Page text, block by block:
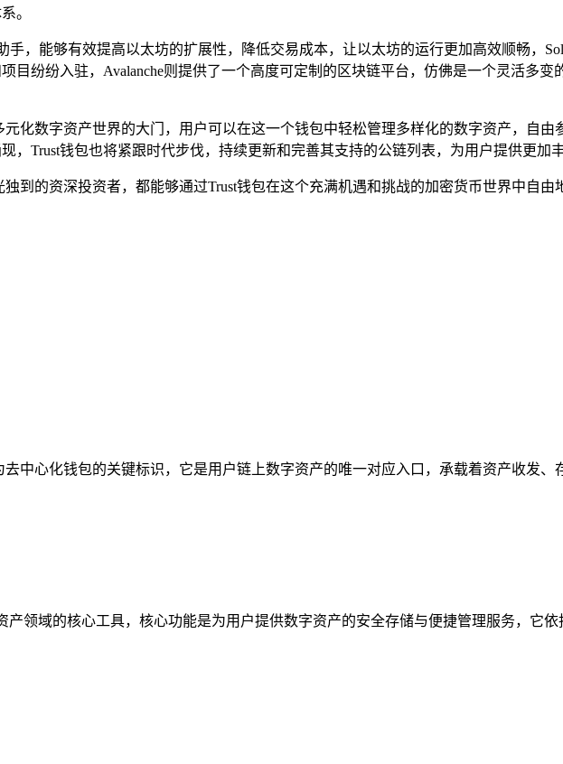
。
，能够有效提高以太坊的扩展性，降低交易成本，让以太坊的运行更加高效顺畅，
目纷纷入驻，Avalanche则提供了一个高度可定制的区块链平台，仿佛是一个灵活多变
化数字资产世界的大门，用户可以在这一个钱包中轻松管理多样化的数字资产，自由
，Trust钱包也将紧跟时代步伐，持续更新和完善其支持的公链列表，为用户提供更加
到的资深投资者，都能够通过Trust钱包在这个充满机遇和挑战的加密货币世界中自
中心化钱包的关键标识，它是用户链上数字资产的唯一对应入口，承载着资产收发、
领域的核心工具，核心功能是为用户提供数字资产的安全存储与便捷管理服务，它